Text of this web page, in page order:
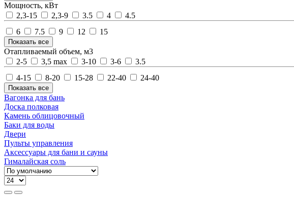
Мощность, кВт
2,3-15
2,3-9 3.5 4
4.5
6
7.5 9 12 15
Показать все
Отапливаемый объем, м3
2-5
3,5 max 3-10 3-6
3.5
4-15
8-20 15-28 22-40 24-40
Показать все
Вагонка для бань
Доска полковая
Камень облицовочный
Баки для воды
Двери
Пульты управления
Аксессуары для бани и сауны
Гималайская соль